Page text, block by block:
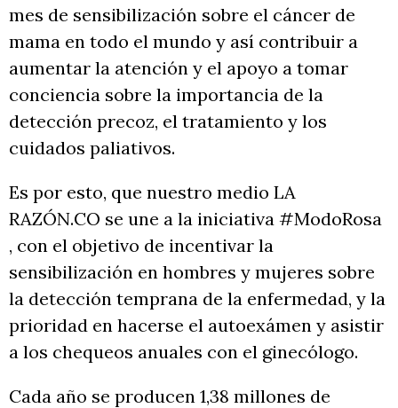
mes de sensibilización sobre el cáncer de
mama en todo el mundo y así contribuir a
aumentar la atención y el apoyo a tomar
conciencia sobre la importancia de la
detección precoz, el tratamiento y los
cuidados paliativos.
Es por esto, que nuestro medio LA
RAZÓN.CO se une a la iniciativa #ModoRosa
, con el objetivo de incentivar la
sensibilización en hombres y mujeres sobre
la detección temprana de la enfermedad, y la
prioridad en hacerse el autoexámen y asistir
a los chequeos anuales con el ginecólogo.
Cada año se producen 1,38 millones de